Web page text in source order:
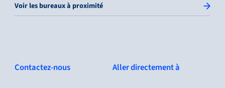
Voir les bureaux à proximité
Contactez-nous Aller directement à